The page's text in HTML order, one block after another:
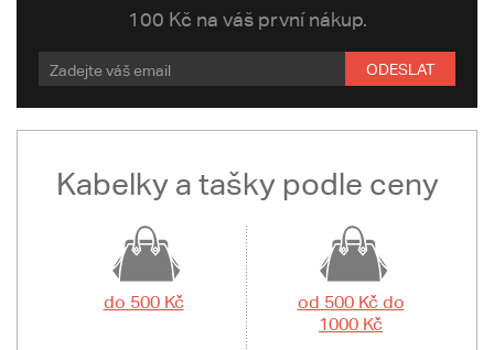
100 Kč na váš první nákup.
ODESLAT
Kabelky a tašky podle ceny
do 500 Kč
od 500 Kč do
1000 Kč